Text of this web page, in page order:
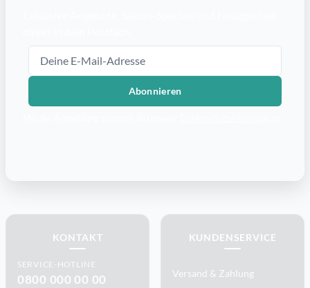
E-Mail-Adresse
Abonnieren
KONTAKT
SERVICE-HOTLINE
0800 000 00 00
KUNDENSERVICE
Versand & Zahlung